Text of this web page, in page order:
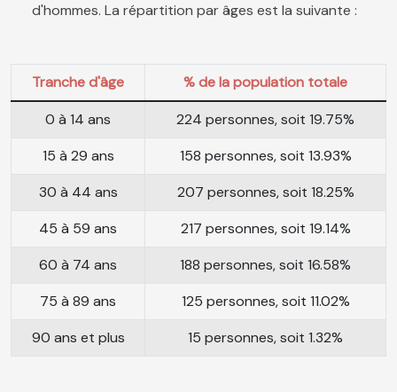
d'hommes. La répartition par âges est la suivante :
Tranche d'âge
% de la population totale
0 à 14 ans
224 personnes, soit 19.75%
15 à 29 ans
158 personnes, soit 13.93%
30 à 44 ans
207 personnes, soit 18.25%
45 à 59 ans
217 personnes, soit 19.14%
60 à 74 ans
188 personnes, soit 16.58%
75 à 89 ans
125 personnes, soit 11.02%
90 ans et plus
15 personnes, soit 1.32%